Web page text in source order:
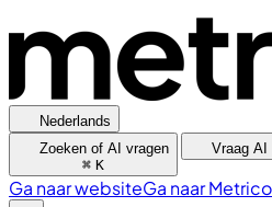
Nederlands
Zoeken of AI vragen
⌘ K
Vraag AI
Ga naar websiteGa naar